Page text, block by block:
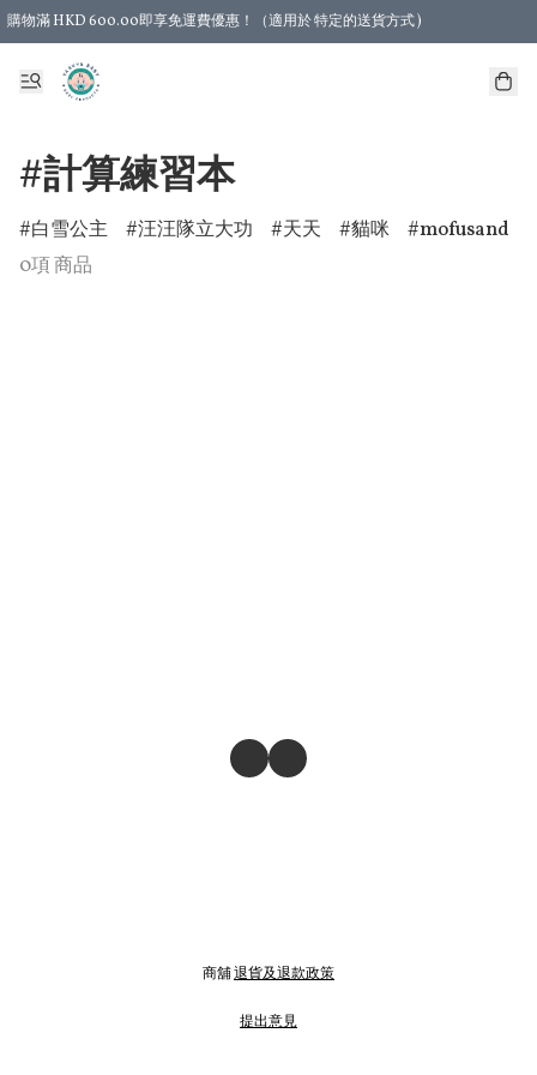
購物滿 HKD 600.00即享免運費優惠！（適用於 特定的送貨方式 )
#計算練習本
白雪公主 汪汪隊立大功 天天 貓咪
mofusand
0項 商品
商舖退貨及退款政策
提出意見